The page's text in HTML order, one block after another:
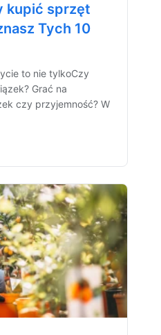
kupić sprzęt
Tych 10
to nie tylkoCzy
Grać na
czy przyjemność? W